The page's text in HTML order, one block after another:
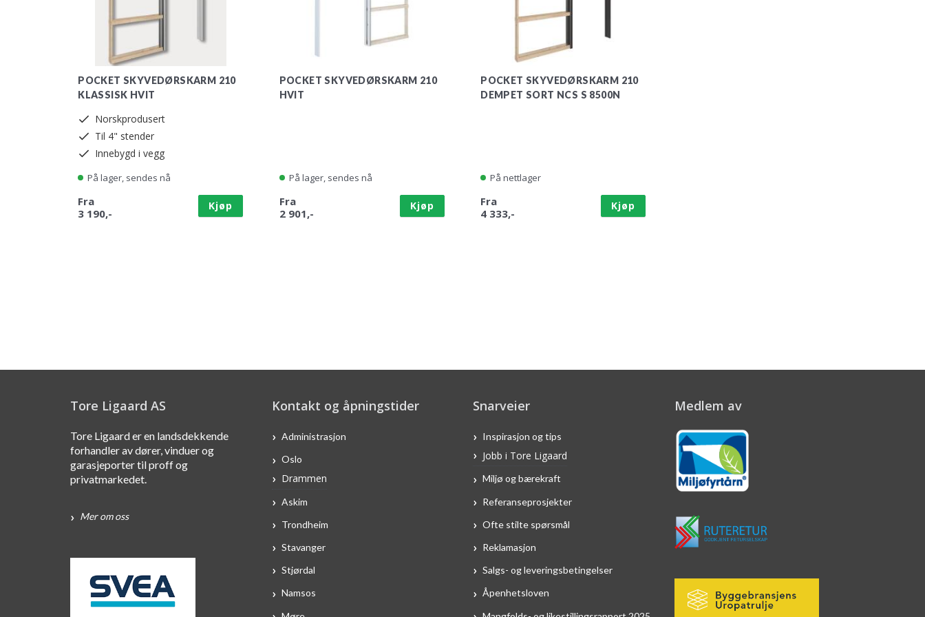
POCKET SKYVEDØRSKARM 210
KLASSISK HVIT
Norskprodusert
Til 4" stender
Innebygd i vegg
På lager, sendes nå
Fra
3 190,-
Kjøp
POCKET SKYVEDØRSKARM 210
HVIT
På lager, sendes nå
Fra
2 901,-
Kjøp
POCKET SKYVEDØRSKARM 210
DEMPET SORT NCS S 8500N
På nettlager
Fra
4 333,-
Kjøp
Tore Ligaard AS
Tore Ligaard er en landsdekkende
forhandler av dører, vinduer og
garasjeporter til proff og
privatmarkedet.
Mer om oss
Kontakt og åpningstider
Administrasjon
Oslo
Drammen
Askim
Trondheim
Stavanger
Stjørdal
Namsos
Snarveier
Inspirasjon og tips
Jobb i Tore Ligaard
Miljø og bærekraft
Referanseprosjekter
Ofte stilte spørsmål
Reklamasjon
Salgs- og leveringsbetingelser
Åpenhetsloven
Medlem av